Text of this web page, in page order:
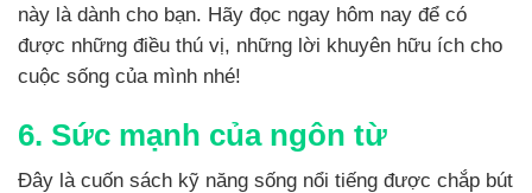
này là dành cho bạn. Hãy đọc ngay hôm nay để có
được những điều thú vị, những lời khuyên hữu ích cho
cuộc sống của mình nhé!
6. Sức mạnh của ngôn từ
Đây là cuốn sách kỹ năng sống nổi tiếng được chắp bút